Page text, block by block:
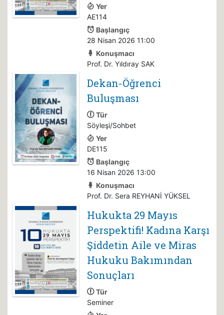
Yer
AE114
Başlangıç
28 Nisan 2026 11:00
Konuşmacı
Prof. Dr. Yıldıray SAK
Dekan-Öğrenci
Buluşması
Tür
Söyleşi/Sohbet
Yer
DE115
Başlangıç
16 Nisan 2026 13:00
Konuşmacı
Prof. Dr. Sera REYHANİ YÜKSEL
Hukukta 29 Mayıs
Perspektifi! Kadına Karşı
Şiddetin Aile ve Miras
Hukuku Bakımından
Sonuçları
Tür
Seminer